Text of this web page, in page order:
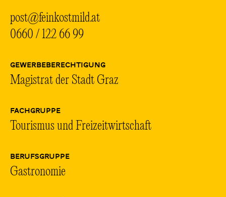
post@feinkostmild.at
0660 / 122 66 99
GEWERBEBERECHTIGUNG
Magistrat der Stadt Graz
FACHGRUPPE
Tourismus und Freizeitwirtschaft
BERUFSGRUPPE
Gastronomie